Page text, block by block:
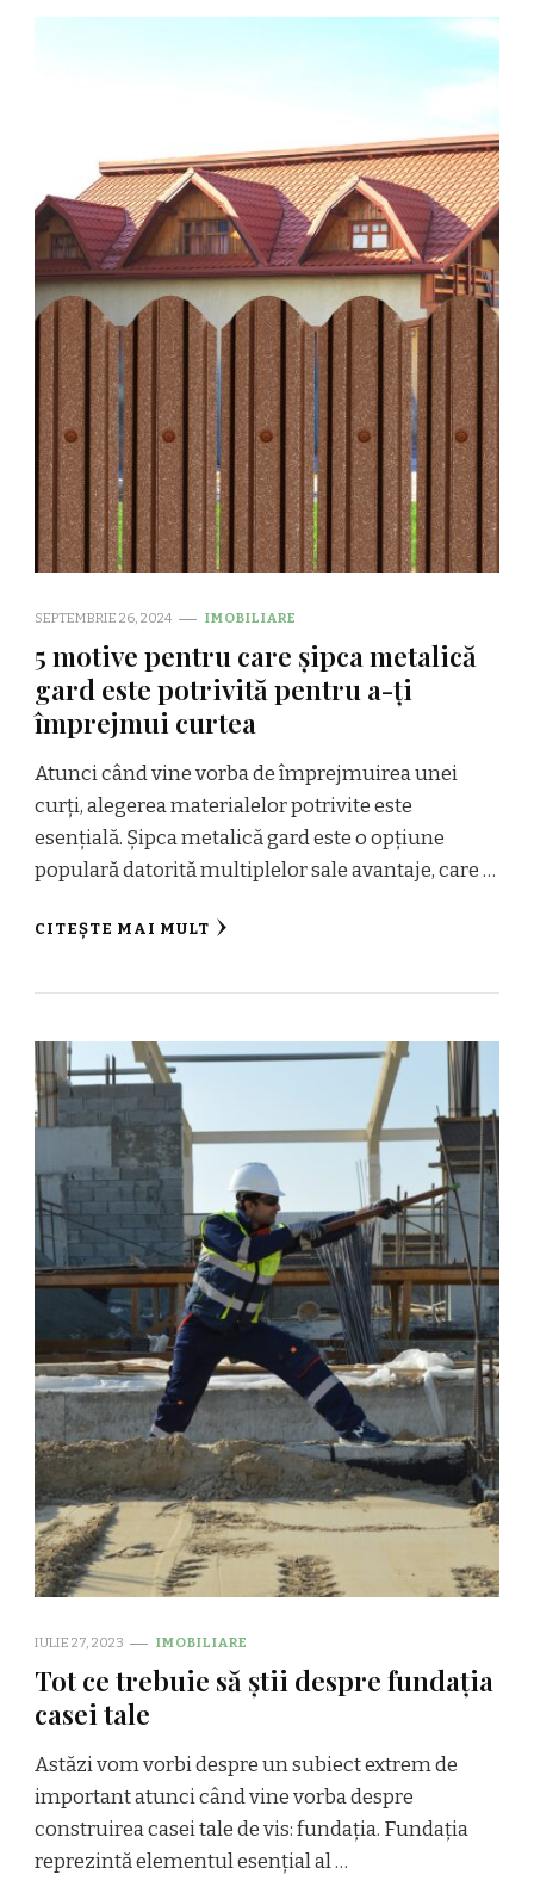
SEPTEMBRIE 26, 2024 IMOBILIARE
5 motive pentru care șipca metalică
gard este potrivită pentru a-ți
împrejmui curtea
Atunci când vine vorba de împrejmuirea unei
curți, alegerea materialelor potrivite este
esențială. Șipca metalică gard este o opțiune
populară datorită multiplelor sale avantaje, care …
CITEȘTE MAI MULT
IULIE 27, 2023 IMOBILIARE
Tot ce trebuie să știi despre fundația
casei tale
Astăzi vom vorbi despre un subiect extrem de
important atunci când vine vorba despre
construirea casei tale de vis: fundația. Fundația
reprezintă elementul esențial al …